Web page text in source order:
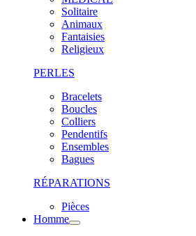
Solitaire
Animaux
Fantaisies
Religieux
PERLES
Bracelets
Boucles
Colliers
Pendentifs
Ensembles
Bagues
RÉPARATIONS
Pièces
Homme